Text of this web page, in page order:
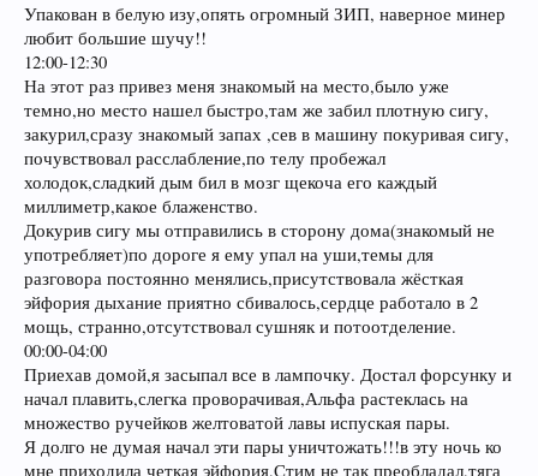
Упакован в белую изу,опять огромный ЗИП, наверное минер
любит большие шучу!!
12:00-12:30
На этот раз привез меня знакомый на место,было уже
темно,но место нашел быстро,там же забил плотную сигу,
закурил,сразу знакомый запах ,сев в машину покуривая сигу,
почувствовал расслабление,по телу пробежал
холодок,сладкий дым бил в мозг щекоча его каждый
миллиметр,какое блаженство.
Докурив сигу мы отправились в сторону дома(знакомый не
употребляет)по дороге я ему упал на уши,темы для
разговора постоянно менялись,присутствовала жёсткая
эйфория дыхание приятно сбивалось,сердце работало в 2
мощь, странно,отсутствовал сушняк и потоотделение.
00:00-04:00
Приехав домой,я засыпал все в лампочку. Достал форсунку и
начал плавить,слегка проворачивая,Альфа растеклась на
множество ручейков желтоватой лавы испуская пары.
Я долго не думая начал эти пары уничтожать!!!в эту ночь ко
мне приходила четкая эйфория,Стим не так преобладал,тяга